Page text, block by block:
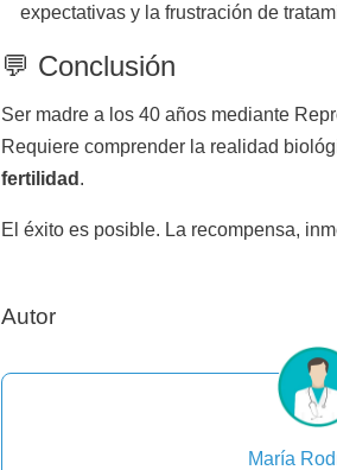
expectativas y la frustración de
💬 Conclusión
Ser madre a los 40 años mediante
Requiere comprender la realidad
fertilidad .
El éxito es posible. La recompensa,
Autor
María